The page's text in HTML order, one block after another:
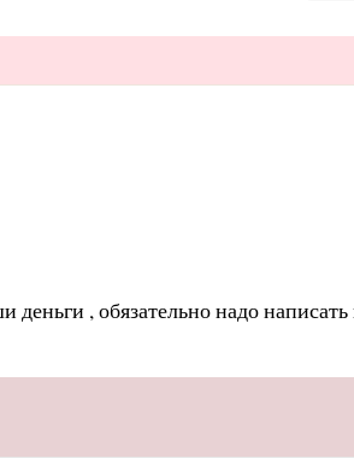
, обязательно надо написать